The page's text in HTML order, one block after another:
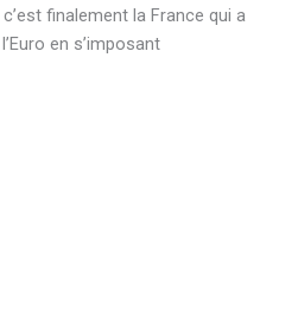
finalement la France qui a
en s’imposant